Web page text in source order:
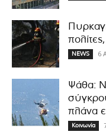
NEWS 6
Ψάθα:
πλάνα
Κοινωνία